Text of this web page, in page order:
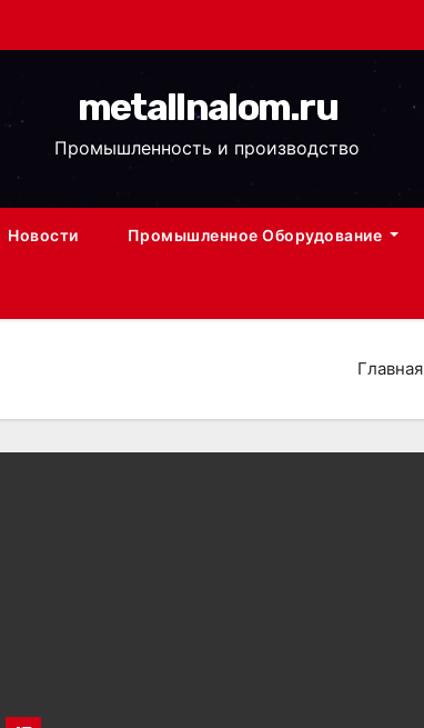
metallnalom.ru
Промышленность и производство
Новости Промышленное Оборудование
Главная